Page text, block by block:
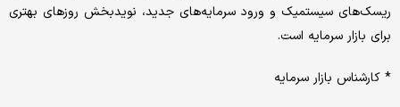
ریسک‌‌‌های سیستمیک و ورود سرمایه‌‌‌های جدید، نویدبخش روزهای بهتری
برای بازار سرمایه است.
* کارشناس بازار سرمایه